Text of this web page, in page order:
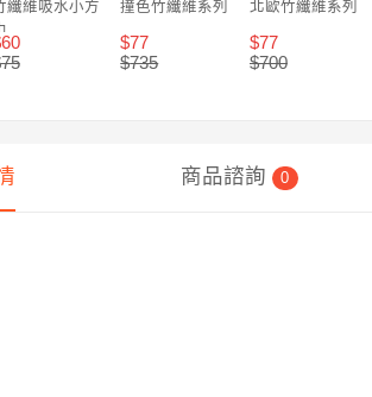
纖維吸水小方
60
75
撞色竹纖維系列
$77
$735
北歐竹纖維系列
$77
$700
商品諮詢 0